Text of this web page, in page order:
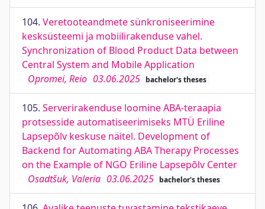
104. Veretooteandmete sünkroniseerimine
kesksüsteemi ja mobiilirakenduse vahel.
Synchronization of Blood Product Data between
Central System and Mobile Application
Opromei, Reio 03.06.2025 bachelor's theses
105. Serverirakenduse loomine ABA-teraapia
protsesside automatiseerimiseks MTÜ Eriline
Lapsepõlv keskuse näitel. Development of
Backend for Automating ABA Therapy Processes
on the Example of NGO Eriline Lapsepõlv Center
Osadtšuk, Valeria 03.06.2025 bachelor's theses